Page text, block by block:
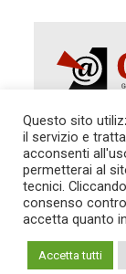
dicembre
Cararo.
Roma -
Tel.
TG
PRIVACY
Questo sito
il servizio e
acconsenti
permetterai al
tecnici.
consenso
accetta quanto
Accetta tutti